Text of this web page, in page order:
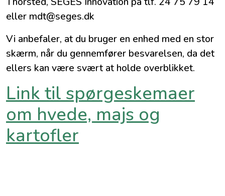
eller mdt@seges.dk
Vi anbefaler, at du bruger en enhed med en stor
skærm, når du gennemfører besvarelsen, da det
ellers kan være svært at holde overblikket.
Link til spørgeskemaer
om hvede, majs og
kartofler